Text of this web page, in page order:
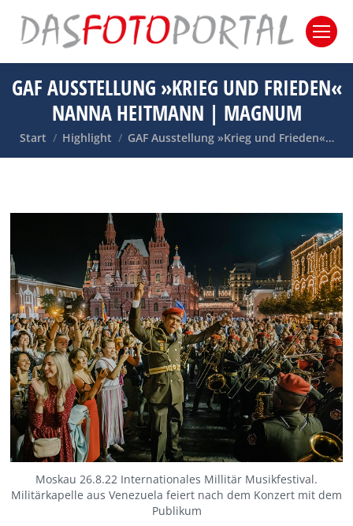
GAF AUSSTELLUNG »KRIEG UND FRIEDEN«
NANNA HEITMANN | MAGNUM
Sie befinden sich hier:
Start Highlight GAF Ausstellung »Krieg und Frieden«…
Moskau 26.8.22 Internationales Millitär Musikfestival.
Militärkapelle aus Venezuela feiert nach dem Konzert mit dem
Publikum